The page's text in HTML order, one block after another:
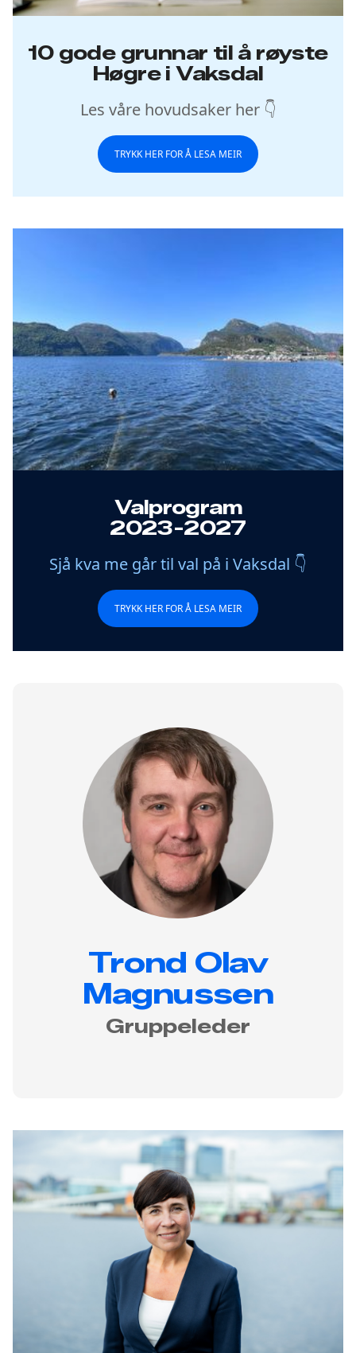
10 gode grunnar til å røyste
Høgre i Vaksdal
Les våre hovudsaker her 👇
TRYKK HER FOR Å LESA MEIR
Valprogram
2023-2027
Sjå kva me går til val på i Vaksdal 👇
TRYKK HER FOR Å LESA MEIR
Trond Olav
Magnussen
Gruppeleder